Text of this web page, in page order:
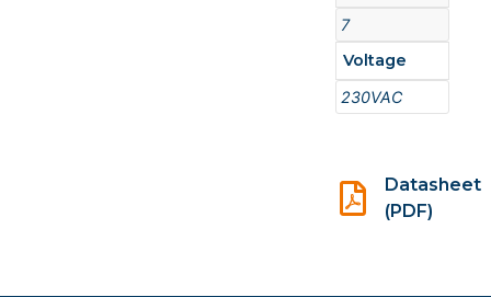
7
Voltage
230VAC
Datasheet
(PDF)